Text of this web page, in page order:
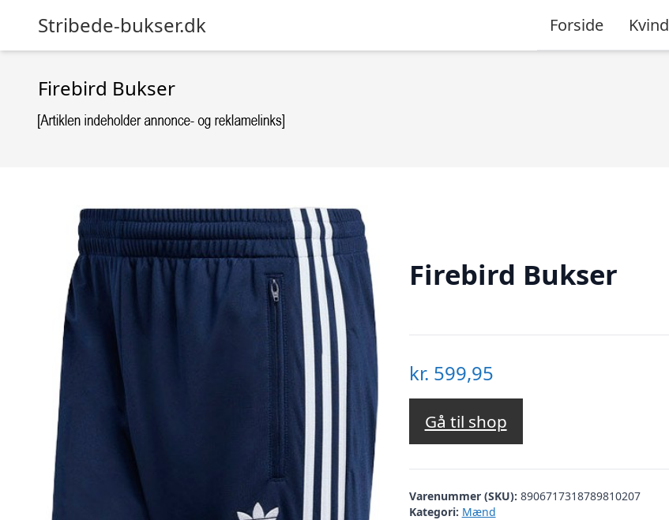
Stribede-bukser.dk Forside
Firebird Bukser
Firebird Bukser
kr. 599,95
Gå til shop
Varenummer (SKU): 8906717318789810207
Kategori: Mænd